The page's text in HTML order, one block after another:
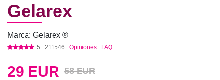
Gelarex
Marca: Gelarex ®
5 211546 Opiniones FAQ
29 EUR 58 EUR